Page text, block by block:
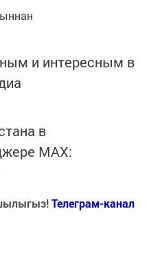
и интересным в
в
MАХ:
Телеграм-канал